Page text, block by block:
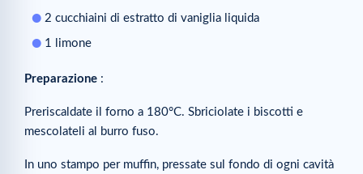
2 cucchiaini di estratto di vaniglia liquida
1 limone
Preparazione :
Preriscaldate il forno a 180°C. Sbriciolate i biscotti e
mescolateli al burro fuso.
In uno stampo per muffin, pressate sul fondo di ogni cavità